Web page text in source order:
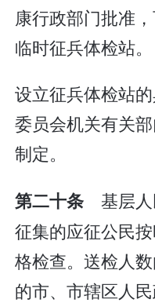
康行政部门批准
临时征兵体检站。
设立征兵体检站
委员会机关有关
制定。
第二十条 基层人
征集的应征公民
格检查。送检人
的市、市辖区人